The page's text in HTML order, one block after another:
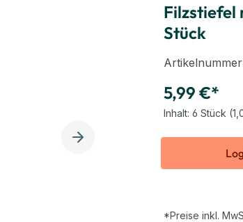
Filzstiefel
Stück
5,99 €*
Inhalt: 6 Stück
*Preise inkl.